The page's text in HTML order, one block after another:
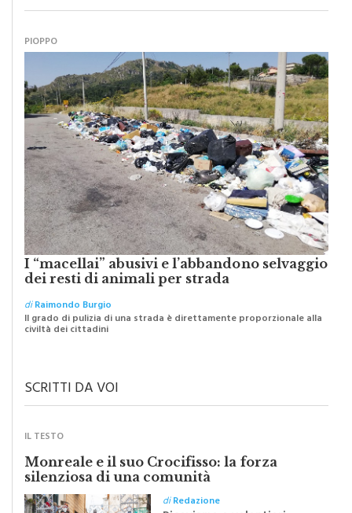
I “macellai” abusivi e l’abbandono selvaggio
dei resti di animali per strada
diRaimondo Burgio
SCRITTI DA VOI
IL TESTO
Monreale e il suo Crocifisso: la forza
silenziosa di una comunità